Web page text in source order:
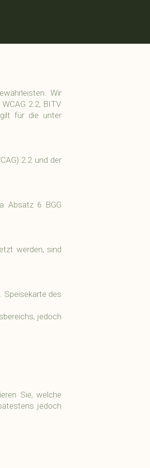
Wir
2.2, BITV
für die unter
2.2 und der
Absatz 6 BGG
werden, sind
Speisekarte des
jedoch
Sie, welche
jedoch